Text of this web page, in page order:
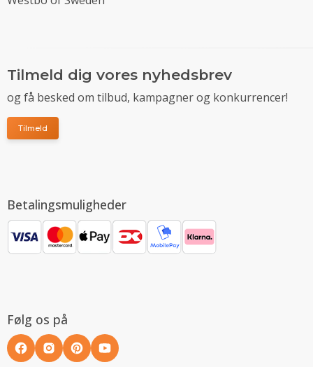
Tilmeld dig vores nyhedsbrev
og få besked om tilbud, kampagner og konkurrencer!
Tilmeld
Betalingsmuligheder
Følg os på